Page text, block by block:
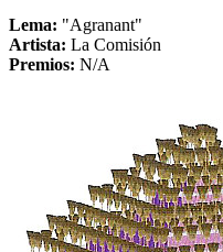
Lema: "Agranant"
Artista: La Comisión
Premios: N/A